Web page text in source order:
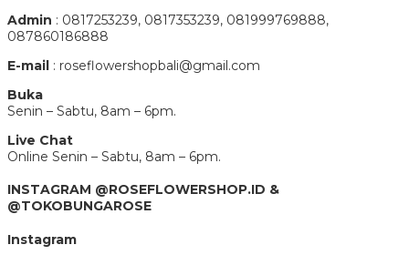
Admin : 0817253239, 0817353239, 081999769888,
087860186888
E-mail : roseflowershopbali@gmail.com
Buka
Senin – Sabtu, 8am – 6pm.
Live Chat
Online Senin – Sabtu, 8am – 6pm.
INSTAGRAM @ROSEFLOWERSHOP.ID &
@TOKOBUNGAROSE
Instagram